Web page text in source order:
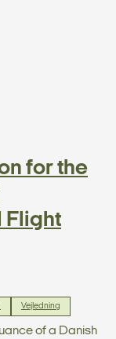
for the
Flight
Vejledning
of a Danish